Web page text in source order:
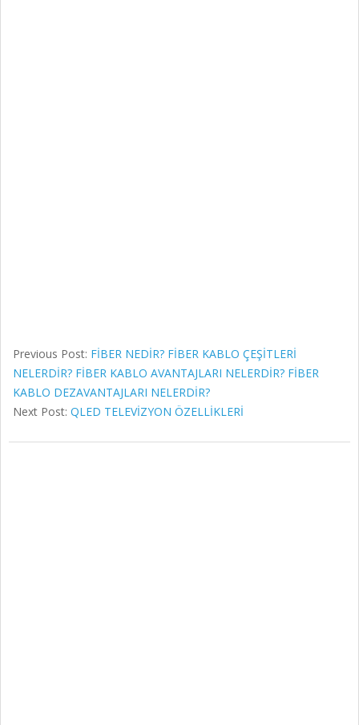
Previous Post: FİBER NEDİR? FİBER KABLO ÇEŞİTLERİ
NELERDİR? FİBER KABLO AVANTAJLARI NELERDİR? FİBER
KABLO DEZAVANTAJLARI NELERDİR?
Next Post: QLED TELEVİZYON ÖZELLİKLERİ